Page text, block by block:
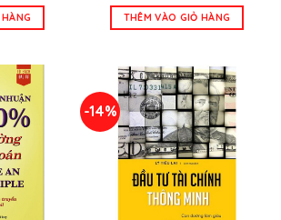
₫.
tại là:
115.000 ₫.
tại
THÊM VÀO GIỎ HÀNG
-14%